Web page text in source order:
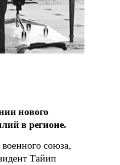
нового
в регионе.
союза,
Тайип